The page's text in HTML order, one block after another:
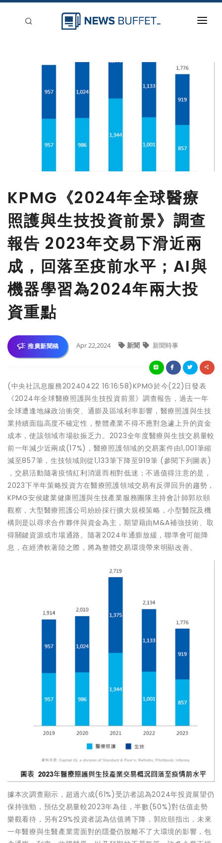
新聞稿分類
KPMG《2024年全球醫療
照護與生技投資前景》調查
報告 2023年交易下滑近兩
成，回落至疫前水平；AI與
機器學習為2024年兩大投
資重點
推廣新聞稿 Apr 22,2024 新聞 新聞時事
(中央社訊息服務20240422 16:16:58)KPMG於今(22)日發表
《2024年全球醫療照護與生技投資前景》調查報告，過去一年
全球遭逢地緣政治衝突、通膨及區域利率影響，醫療照護與生技
業持續面臨高度不確定性，整體產業不得不應對急遽上升的資金
成本，使該領域市場欲振乏力。2023全年度醫療與生技交易量較
前一年減少近兩成(17%)，醫療照護領域的交易案件由1,001筆縮
減至857筆，生技領域則從1,133筆下降至919筆 (參閱下列圖表)
，交易活動隨著疫情紅利消退而相對低迷；不過值得注意的是，
2023下半年策略投資方在醫療照護領域交易有反彈回升的趨勢，
KPMG安侯建業健康照護與生技產業服務團隊主持會計師郭欣頤
觀察，大型醫療照護公司紛紛採行擴大規模策略，小型醫院及機
構則是以尋求合作夥伴與資金為主，期望藉由M&A補強技術、取
得關鍵資源或市場通路。隨著2024年通膨放緩，聯準會可能降
息，在經濟軟著陸之際，將為整體交易環境帶來明顯改善。
據本次調查顯示，超過六成(61%)受訪者認為2024年投資展望仍
保持強勁，預估交易量較2023年為佳，半數(50%)對估值走勢
樂觀看待，另有29%投資者認為估值將下降，郭欣頤指出，未來
一年醫療與生醫產業需面對的隱憂仍脫離不了大環境的影響，包